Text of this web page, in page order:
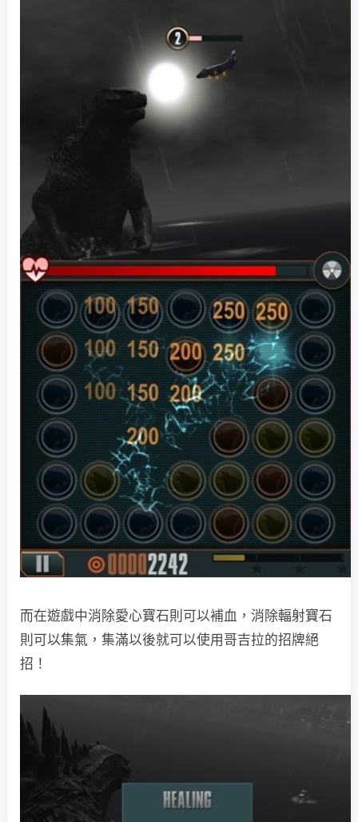
而在遊戲中消除愛心寶石則可以補血，消除輻射寶石
則可以集氣，集滿以後就可以使用哥吉拉的招牌絕
招！